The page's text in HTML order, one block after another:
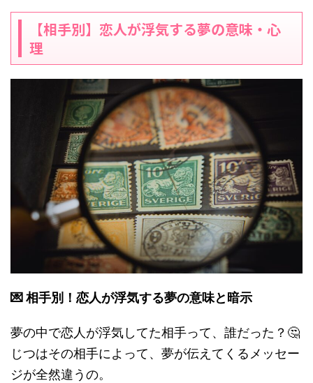
【相手別】恋人が浮気する夢の意味・心
理
💌 相手別！恋人が浮気する夢の意味と暗示
夢の中で恋人が浮気してた相手って、誰だった？🤔
じつはその相手によって、夢が伝えてくるメッセー
ジが全然違うの。